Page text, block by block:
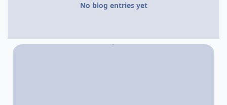
No blog entries yet